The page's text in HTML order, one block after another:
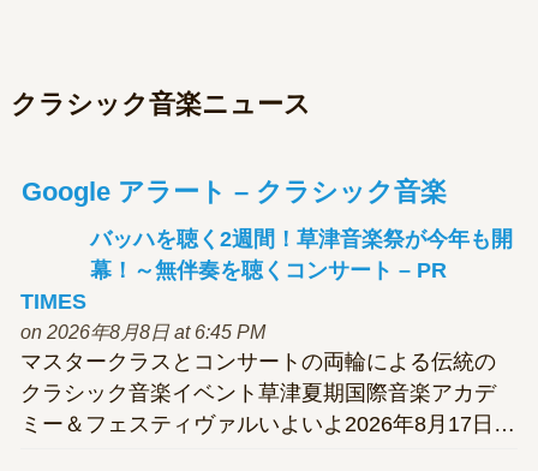
クラシック音楽ニュース
Google アラート – クラシック音楽
バッハを聴く2週間！草津音楽祭が今年も開
幕！～無伴奏を聴くコンサート – PR
TIMES
on 2026年8月8日 at 6:45 PM
マスタークラスとコンサートの両輪による伝統の
クラシック音楽イベント草津夏期国際音楽アカデ
ミー＆フェスティヴァルいよいよ2026年8月17日…